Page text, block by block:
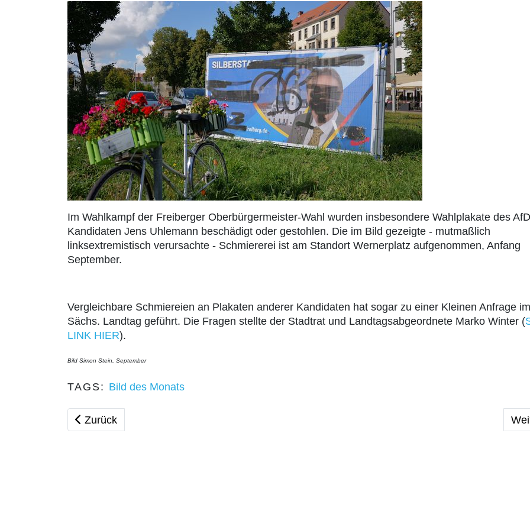
Im Wahlkampf der Freiberger Oberbürgermeister-Wahl wurden insbesondere Wahlplakate des
Kandidaten Jens Uhlemann beschädigt oder gestohlen. Die im Bild gezeigte - mutmaßlich
linksextremistisch verursachte - Schmiererei ist am Standort Wernerplatz aufgenommen, Anfang
September.
Vergleichbare Schmiereien an Plakaten anderer Kandidaten hat sogar zu einer Kleinen Anfrage im
Sächs. Landtag geführt. Die Fragen stellte der Stadtrat und Landtagsabgeordnete Marko Winter (
LINK HIER).
Bild Simon Stein, September
TAGS: Bild des Monats
Vorheriger Beitrag: Bild des Monats - Oktober 2025
Zurück